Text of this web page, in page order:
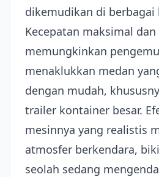
dikemudikan di berbagai
Kecepatan maksimal
memungkinkan
menaklukkan medan
dengan mudah,
trailer kontainer besar.
mesinnya yang realistis
atmosfer berkendara,
seolah sedang